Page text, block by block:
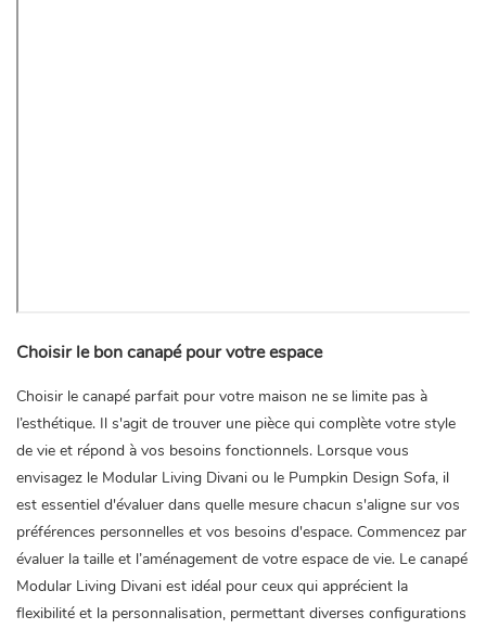
Choisir le bon canapé pour votre espace
Choisir le canapé parfait pour votre maison ne se limite pas à
l’esthétique. Il s'agit de trouver une pièce qui complète votre style
de vie et répond à vos besoins fonctionnels. Lorsque vous
envisagez le Modular Living Divani ou le Pumpkin Design Sofa, il
est essentiel d'évaluer dans quelle mesure chacun s'aligne sur vos
préférences personnelles et vos besoins d'espace. Commencez par
évaluer la taille et l’aménagement de votre espace de vie. Le canapé
Modular Living Divani est idéal pour ceux qui apprécient la
flexibilité et la personnalisation, permettant diverses configurations